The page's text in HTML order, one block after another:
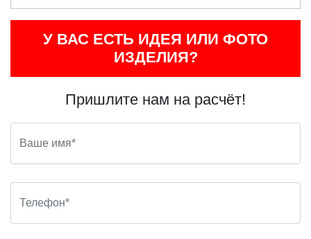
У ВАС ЕСТЬ ИДЕЯ ИЛИ ФОТО
ИЗДЕЛИЯ?
Пришлите нам на расчёт!